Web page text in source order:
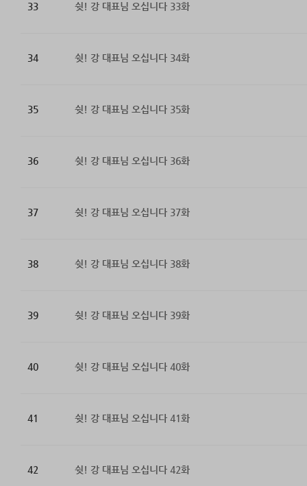
33 쉿! 강 대표님 오십니다 33화
34 쉿! 강 대표님 오십니다 34화
35 쉿! 강 대표님 오십니다 35화
36 쉿! 강 대표님 오십니다 36화
37 쉿! 강 대표님 오십니다 37화
38 쉿! 강 대표님 오십니다 38화
39 쉿! 강 대표님 오십니다 39화
40 쉿! 강 대표님 오십니다 40화
41 쉿! 강 대표님 오십니다 41화
42 쉿! 강 대표님 오십니다 42화